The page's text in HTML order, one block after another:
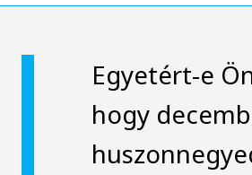
Egyetért-e
hogy